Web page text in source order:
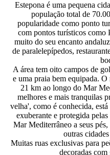
Estepona é uma pequena
população total de
popularidade como ponto
com pontos turísticos como
muito do seu encanto
de paralelepípedos,
A área tem oito campos de
e uma praia bem equipada.
21 km ao longo do Mar
melhores e mais tranquilas
velha', como é conhecida,
exuberante e protegida
Mar Mediterrâneo a seus
outras
Muitas ruas exclusivas para
decoradas